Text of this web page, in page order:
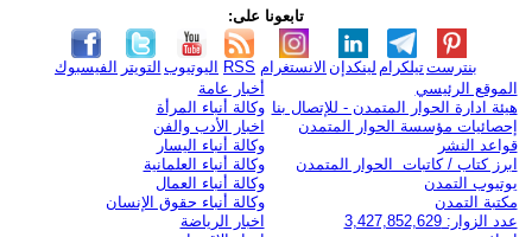
تابعونا على:
الفيسبوك التويتر اليوتيوب RSS الانستغرام لينكدإن تيلكرامبنترست
الموقع الرئيسي
هيئة ادارة الحوار المتمدن - للإتصال بنا
إحصائيات مؤسسة الحوار المتمدن
قواعد النشر
ابرز كتاب / كاتبات الحوار المتمدن
يوتيوب التمدن
مكتبة التمدن
عدد الزوار: 3,427,852,629
أخبار عامة
وكالة أنباء المرأة
اخبار الأدب والفن
وكالة أنباء اليسار
وكالة أنباء العلمانية
وكالة أنباء العمال
وكالة أنباء حقوق الإنسان
اخبار الرياضة